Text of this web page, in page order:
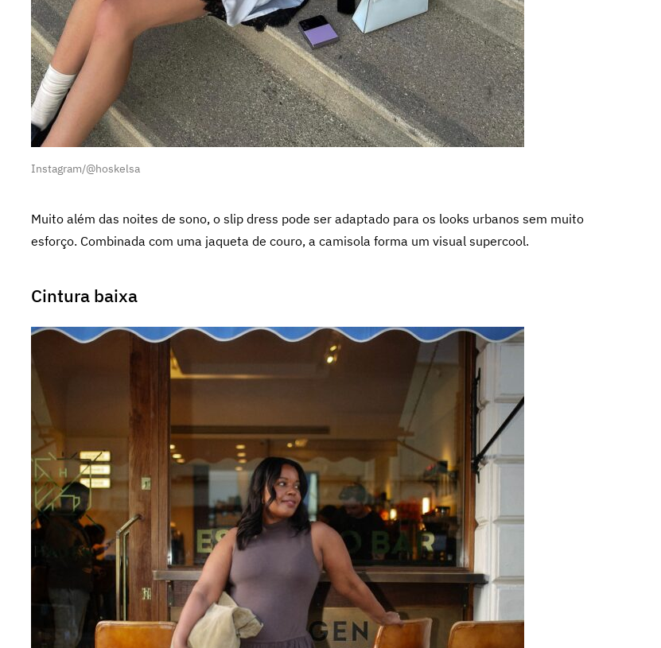
Instagram/@hoskelsa
Muito além das noites de sono, o slip dress pode ser adaptado para os looks urbanos sem muito
esforço. Combinada com uma jaqueta de couro, a camisola forma um visual supercool.
Cintura baixa